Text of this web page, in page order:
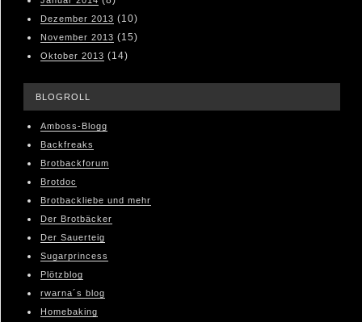
Dezember 2013 (10)
November 2013 (15)
Oktober 2013 (14)
BLOGROLL
Amboss-Blogg
Backfreaks
Brotbackforum
Brotdoc
Brotbackliebe und mehr
Der Brotbäcker
Der Sauerteig
Sugarprincess
Plötzblog
rwarna´s blog
Homebaking